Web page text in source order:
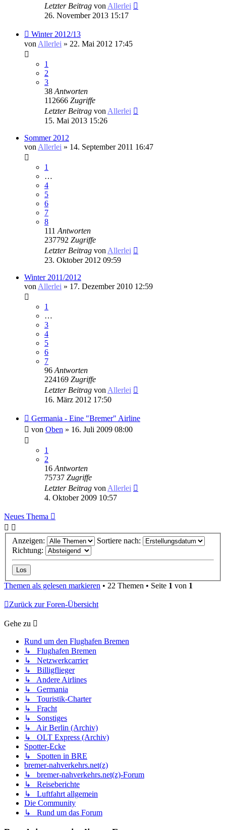
Letzter Beitrag von Allerlei
26. November 2013 15:17
Winter 2012/13
von Allerlei » 22. Mai 2012 17:45
1
2
3
38 Antworten
112666 Zugriffe
Letzter Beitrag von Allerlei
15. Mai 2013 15:26
Sommer 2012
von Allerlei » 14. September 2011 16:47
1
…
4
5
6
7
8
111 Antworten
237792 Zugriffe
Letzter Beitrag von Allerlei
23. Oktober 2012 09:59
Winter 2011/2012
von Allerlei » 17. Dezember 2010 12:59
1
…
3
4
5
6
7
96 Antworten
224169 Zugriffe
Letzter Beitrag von Allerlei
16. März 2012 17:50
Germania - Eine "Bremer" Airline
von Oben » 16. Juli 2009 08:00
1
2
16 Antworten
75737 Zugriffe
Letzter Beitrag von Allerlei
4. Oktober 2009 10:57
Neues Thema
Anzeigen:
Sortiere nach:
Richtung:
Themen als gelesen markieren • 22 Themen • Seite 1 von 1
Zurück zur Foren-Übersicht
Gehe zu
Rund um den Flughafen Bremen
↳ Flughafen Bremen
↳ Netzwerkcarrier
↳ Billigflieger
↳ Andere Airlines
↳ Germania
↳ Touristik-Charter
↳ Fracht
↳ Sonstiges
↳ Air Berlin (Archiv)
↳ OLT Express (Archiv)
Spotter-Ecke
↳ Spotten in BRE
bremer-nahverkehrs.net(z)
↳ bremer-nahverkehrs.net(z)-Forum
↳ Reiseberichte
↳ Luftfahrt allgemein
Die Community
↳ Rund um das Forum